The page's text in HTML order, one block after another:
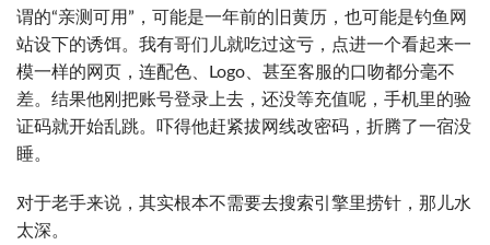
谓的“亲测可用”，可能是一年前的旧黄历，也可能是钓鱼网
站设下的诱饵。我有哥们儿就吃过这亏，点进一个看起来一
模一样的网页，连配色、Logo、甚至客服的口吻都分毫不
差。结果他刚把账号登录上去，还没等充值呢，手机里的验
证码就开始乱跳。吓得他赶紧拔网线改密码，折腾了一宿没
睡。
对于老手来说，其实根本不需要去搜索引擎里捞针，那儿水
太深。